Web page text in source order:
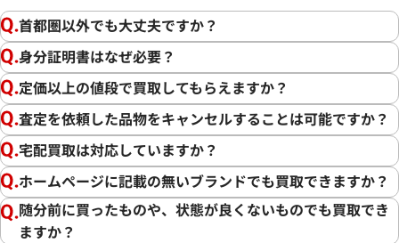
首都圏以外でも大丈夫ですか？
身分証明書はなぜ必要？
定価以上の値段で買取してもらえますか？
査定を依頼した品物をキャンセルすることは可能ですか？
宅配買取は対応していますか？
ホームページに記載の無いブランドでも買取できますか？
随分前に買ったものや、状態が良くないものでも買取でき
ますか？